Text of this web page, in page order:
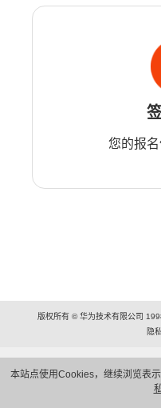
本站点使用Cookies，继续浏览表
您的报
版权所有 © 华为技术有限公司
隐